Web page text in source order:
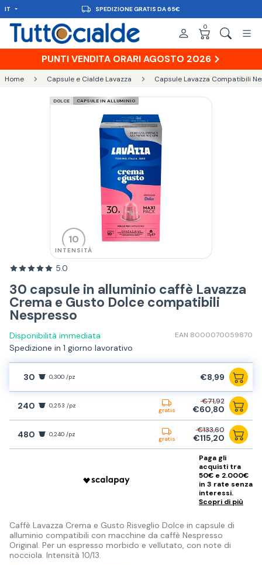
IT CONSEGNA IN 48H
0
PUNTI VENDITA ORARI AGOSTO 2026
Home Capsule e Cialde Lavazza Capsule Lavazza Compatibili
DOLCE CAPSULE IN ALLUMINIO
10
INTENSITÀ
5.0
30 capsule in alluminio caffè Lavazza
Crema e Gusto Dolce compatibili
Nespresso
Disponibilità immediata EAN 8000070059870
Spedizione in 1 giorno lavorativo
30 0,300 /pz €8,99
240 0,253 /pz
gratis
€71,92
€60,80
480 0,240 /pz
gratis
€133,60
€115,20
Paga gli
acquisti tra
50€ e 2.000€
in 3 rate senza
interessi.
Scopri di più
Caffè Lavazza Crema e Gusto Risveglio Dolce in capsule di
alluminio compatibili con macchine da caffè Nespresso
Original. Per un espresso morbido e vellutato, con note di
nocciola. Intensità 10/13.